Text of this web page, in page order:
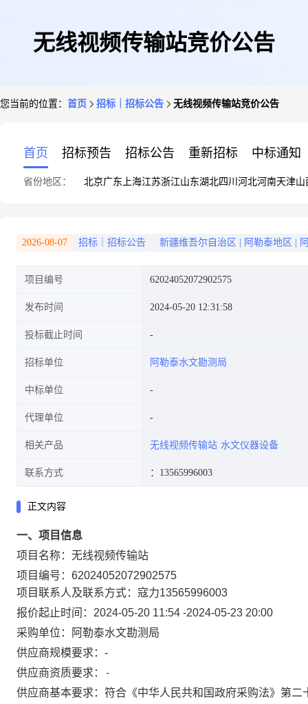
无线视频传输站竞价公告
您当前的位置： 首页 招标｜招标公告 无线视频传输站竞价公告
首页 招标预告 招标公告 重新招标 中标通知
省份地区： 北京广东 上海江苏浙江山东湖北四川 河北河南天津山
2026-08-07 招标｜招标公告 新疆维吾尔自治区 阿勒泰地区
项目编号 62024052072902575
发布时间 2024-05-20 12:31:58
投标截止时间
招标单位 阿勒泰水文勘测局
中标单位
代理单位
相关产品 无线视频传输站 水文仪器设备
联系方式 ：13565996003
正文内容
一、项目信息
项目名称： 无线视频传输站
项目编号： 62024052072902575
项目联系人及联系方式： 寇力13565996003
报价起止时间： 2024-05-20 11:54 -2024-05-23 20:00
采购单位：
阿勒泰水文勘测局
供应商规模要求： -
供应商资质要求：
-
供应商基本要求：符合《中华人民共和国政府采购法》第二